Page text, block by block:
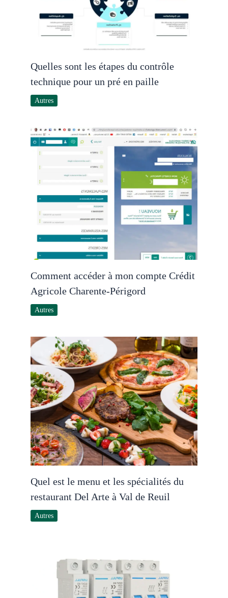
Quelles sont les étapes du contrôle
technique pour un pré en paille
Autres
Comment accéder à mon compte Crédit
Agricole Charente-Périgord
Autres
Quel est le menu et les spécialités du
restaurant Del Arte à Val de Reuil
Autres